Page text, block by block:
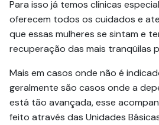
Para isso já temos clínicas
oferecem todos os cuidados e
que essas mulheres se sintam e
recuperação das mais tranqüilas
Mais em casos onde não é
geralmente são casos onde a
está tão avançada, esse
feito através das Unidades